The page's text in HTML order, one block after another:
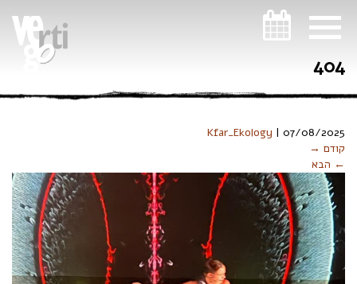
404
Kfar_Ekology | 07/08/2025
קודם →
← הבא